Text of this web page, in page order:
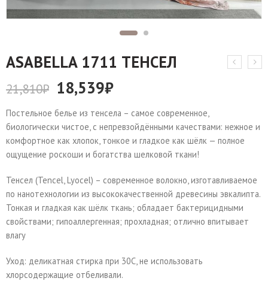
АSABELLA 1711 ТЕНСЕЛ
21,810₽ 18,539₽
Постельное белье из тенсела – самое современное,
биологически чистое, с непревзойдёнными качествами: нежное и
комфортное как хлопок, тонкое и гладкое как шёлк — полное
ощущение роскоши и богатства шелковой ткани!
Тенсел (Tencel, Lyocel) – современное волокно, изготавливаемое
по нанотехнологии из высококачественной древесины эвкалипта.
Тонкая и гладкая как шёлк ткань; обладает бактерицидными
свойствами; гипоаллергенная; прохладная; отлично впитывает
влагу
Уход: деликатная стирка при 30С, не использовать
хлорсодержащие отбеливали.